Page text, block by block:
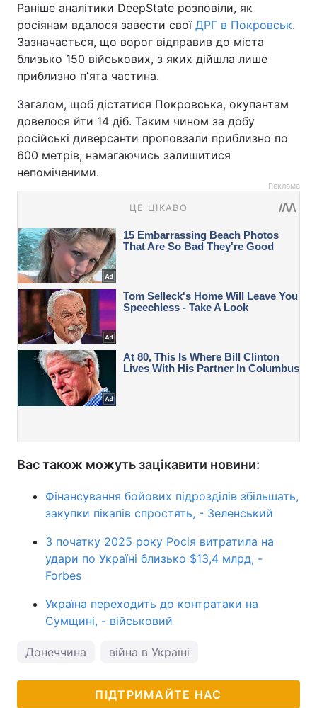
Раніше аналітики DeepState розповіли, як
росіянам вдалося завести свої ДРГ в Покровськ.
Зазначається, що ворог відправив до міста
близько 150 військових, з яких дійшла лише
приблизно пʼята частина.
Загалом, щоб дістатися Покровська, окупантам
довелося йти 14 діб. Таким чином за добу
російські диверсанти проповзали приблизно по
600 метрів, намагаючись залишитися
непоміченими.
Реклама
Вас також можуть зацікавити новини:
Фінансування бойових підрозділів збільшать,
закупки пікапів спростять, - Зеленський
З початку 2025 року Росія витратила на
удари по Україні близько $13,4 млрд, -
Forbes
Україна переходить до контратаки на
Сумщині, - військовий
Донеччина війна в Україні
ПІДТРИМАЙТЕ НАС